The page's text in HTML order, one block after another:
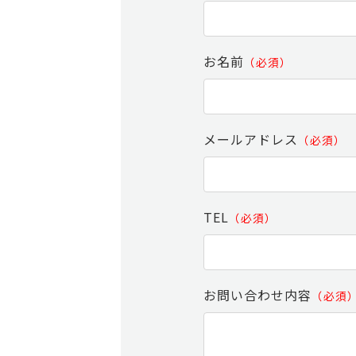
お名前 （必須）
メールアドレス （必須）
TEL （必須）
お問い合わせ内容 （必須